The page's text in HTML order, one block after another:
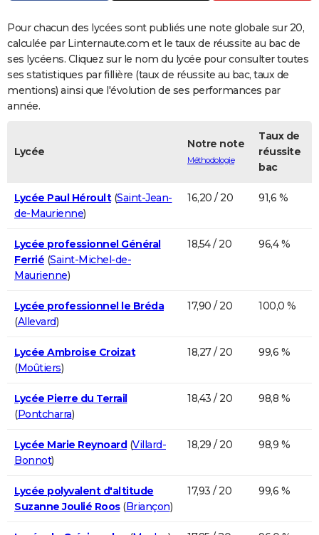
S'inscrire
Se connecter
Lycées
Collèges
Primaires
Universités
Entreprises
Service militaire
Avis de recherche
AVIS DE DÉCÈS
FORUM
Bricolage
Lifestyle
Culture
Sport
Auto
Television
Voyage
Cinema
Pour chacun des lycées sont publiés une note globale sur 20,
calculée par Linternaute.com et le taux de réussite au bac de
ses lycéens. Cliquez sur le nom du lycée pour consulter toutes
ses statistiques par fillière (taux de réussite au bac, taux de
mentions) ainsi que l'évolution de ses performances par
année.
Lycée
Notre note
Méthodologie
Taux de
réussite
bac
Lycée Paul Héroult(Saint-Jean-
de-Maurienne)
16,20 / 20 91,6 %
Lycée professionnel Général
Ferrié (Saint-Michel-de-
Maurienne)
18,54 / 20 96,4 %
Lycée professionnel le Bréda
(Allevard)
17,90 / 20 100,0 %
Lycée Ambroise Croizat
(Moûtiers)
18,27 / 20 99,6 %
Lycée Pierre du Terrail
(Pontcharra)
18,43 / 20 98,8 %
Lycée Marie Reynoard(Villard-
Bonnot)
18,29 / 20 98,9 %
Lycée polyvalent d'altitude
Suzanne Joulié Roos(Briançon)
17,93 / 20 99,6 %